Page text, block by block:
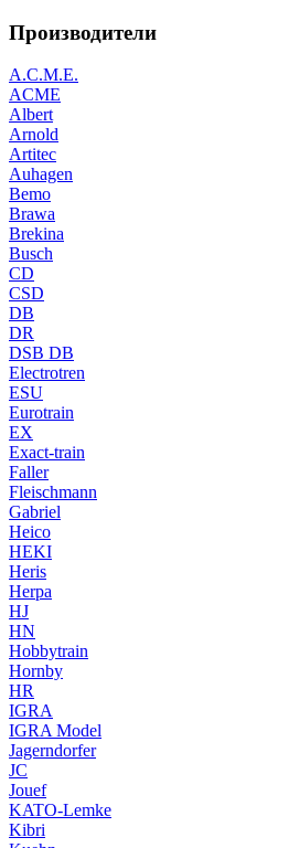
Производители
A.C.M.E.
ACME
Albert
Arnold
Artitec
Auhagen
Bemo
Brawa
Brekina
Busch
CD
CSD
DB
DR
DSB DB
Electrotren
ESU
Eurotrain
EX
Exact-train
Faller
Fleischmann
Gabriel
Heico
HEKI
Heris
Herpa
HJ
HN
Hobbytrain
Hornby
HR
IGRA
IGRA Model
Jagerndorfer
JC
Jouef
KATO-Lemke
Kibri